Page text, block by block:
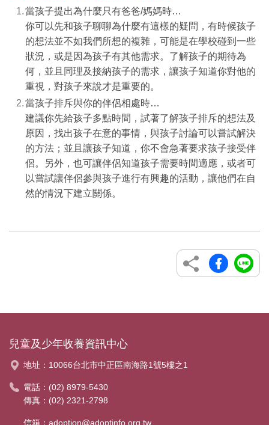
當孩子提出為什麼只有爸爸/媽媽時…
你可以先和孩子聊聊為什麼有這樣的疑問，有時候孩子
的想法並不如我們所想的複雜，可能是在學校碰到一些
狀況，或是因為孩子有其他需求。了解孩子的期待為
何，並且同理及接納孩子的需求，讓孩子知道你對他的
重視，對孩子來說才是重要的。
當孩子排斥與你的伴侶相處時…
建議你先給孩子多點時間，試著了解孩子排斥的想法及
原因，找出孩子在意的事情，與孩子討論可以嘗試解決
的方法；並且讓孩子知道，你不會急著要求孩子接受伴
侶。另外，也可讓伴侶知道孩子需要時間適應，或者可
以嘗試讓伴侶參與孩子進行有興趣的活動，讓他們在自
然的情況下建立關係。
兒童及少年收養資訊中心
地址： 10066台北市中正區南海路1號5樓之1
電話： (02) 8979-5430
傳真：(02) 2321-2798
信箱： adoption@adoptinfo.org.tw